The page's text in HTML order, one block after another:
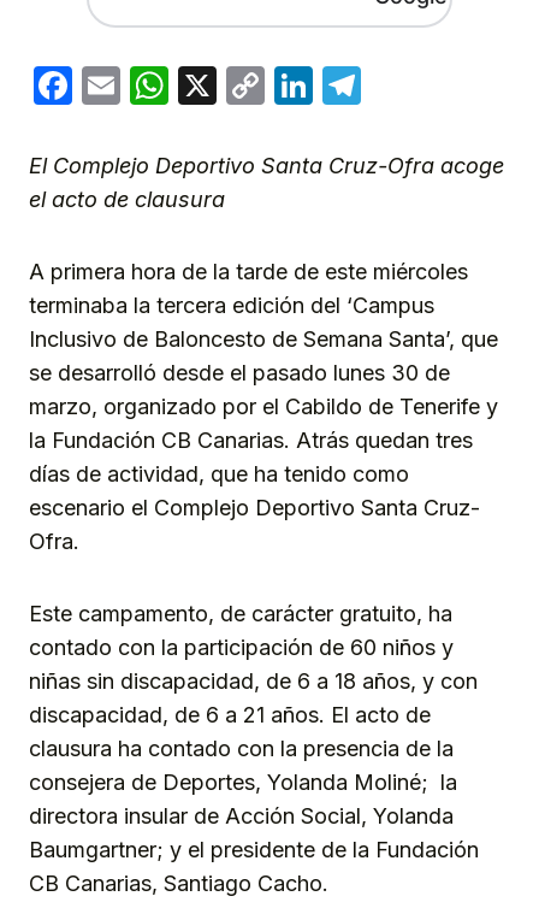
Facebook
EmailWhatsApp
X
CopyLinkedIn
El Complejo Deportivo Santa Cruz-Ofra acoge
el acto de clausura
A primera hora de la tarde de este miércoles
terminaba la tercera edición del ‘Campus
Inclusivo de Baloncesto de Semana Santa’, que
se desarrolló desde el pasado lunes 30 de
marzo, organizado por el Cabildo de Tenerife y
la Fundación CB Canarias. Atrás quedan tres
días de actividad, que ha tenido como
escenario el Complejo Deportivo Santa Cruz-
Ofra.
Este campamento, de carácter gratuito, ha
contado con la participación de 60 niños y
niñas sin discapacidad, de 6 a 18 años, y con
discapacidad, de 6 a 21 años. El acto de
clausura ha contado con la presencia de la
consejera de Deportes, Yolanda Moliné; la
directora insular de Acción Social, Yolanda
Baumgartner; y el presidente de la Fundación
CB Canarias, Santiago Cacho.